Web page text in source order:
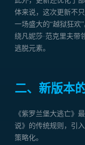
体来说，这次更新不
一场盛大的“越狱狂欢
绕凡妮莎·范克里夫带
逃脱元素。
二、新版本
《紫罗兰堡大逃亡》
说》的传统规则，引
策略化。